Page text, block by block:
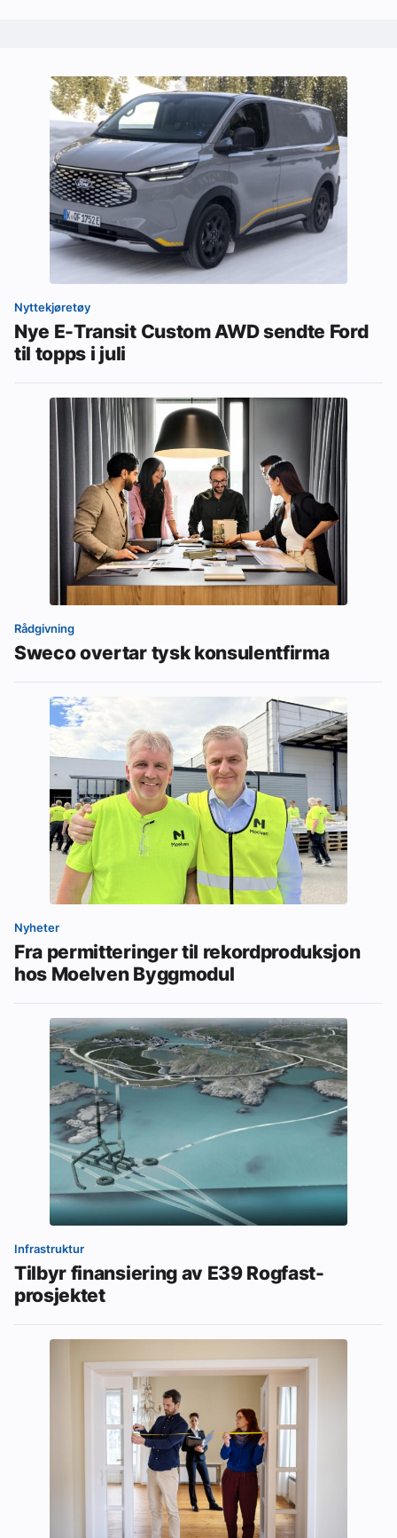
Nyttekjøretøy
Nye E-Transit Custom AWD sendte Ford
til topps i juli
Rådgivning
Sweco overtar tysk konsulentfirma
Nyheter
Fra permitteringer til rekordproduksjon
hos Moelven Byggmodul
Infrastruktur
Tilbyr finansiering av E39 Rogfast-
prosjektet